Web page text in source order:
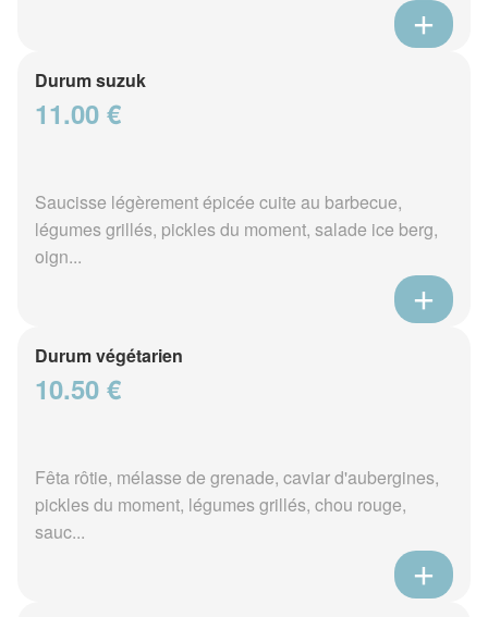
Durum suzuk
11.00 €
Saucisse légèrement épicée cuite au barbecue,
légumes grillés, pickles du moment, salade ice berg,
oign...
Durum végétarien
10.50 €
Fêta rôtie, mélasse de grenade, caviar d'aubergines,
pickles du moment, légumes grillés, chou rouge,
sauc...